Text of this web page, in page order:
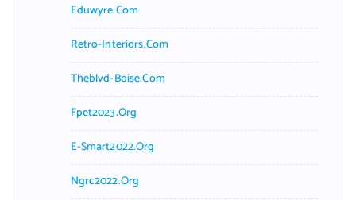
Eduwyre.com
Retro-Interiors.com
Theblvd-Boise.com
Fpet2023.org
E-Smart2022.org
Ngrc2022.org